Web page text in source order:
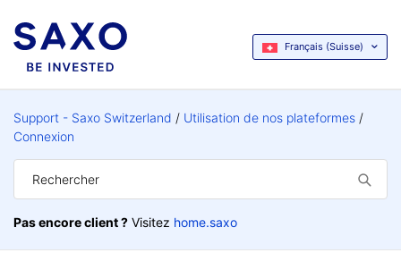
Français (Suisse)
Support - Saxo Switzerland
Utilisation de nos plateformes
Connexion
Pas encore client ? Visitez home.saxo